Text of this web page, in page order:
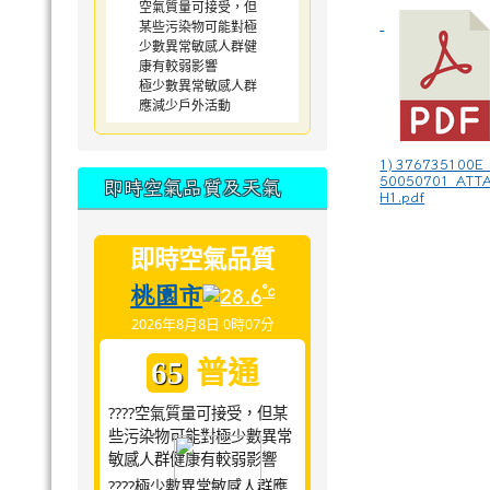
1)
H1.pdf
空氣質量可接受，但
某些污染物可能對極
少數異常敏感人群健
康有較弱影響
極少數異常敏感人群
應減少戶外活動
即時空氣品質及天氣
即時空氣品質
桃園市 28.6°c
2026年8月8日 0時07分
65 普通
????空氣質量可接受，但某
些污染物可能對極少數異常
敏感人群健康有較弱影響